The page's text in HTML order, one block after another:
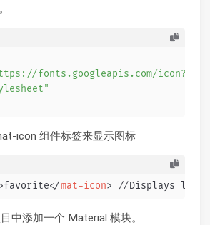
fonts.googleapis.com/
icon 组件标签来显示图标
favorite</mat-icon> //Displays love
中添加一个 Material 模块。